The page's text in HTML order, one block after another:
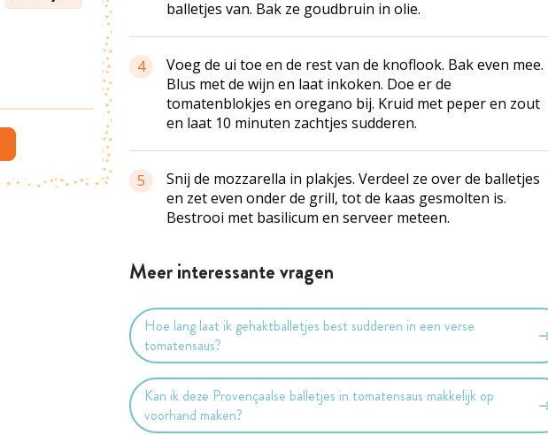
balletjes van. Bak ze goudbruin in olie.
4
Voeg de ui toe en de rest van de knoflook. Bak even mee.
Blus met de wijn en laat inkoken. Doe er de
tomatenblokjes en oregano bij. Kruid met peper en zout
en laat 10 minuten zachtjes sudderen.
5
Snij de mozzarella in plakjes. Verdeel ze over de balletjes
en zet even onder de grill, tot de kaas gesmolten is.
Bestrooi met basilicum en serveer meteen.
Meer interessante vragen
Hoe lang laat ik gehaktballetjes best sudderen in een verse
tomatensaus?
Kan ik deze Provençaalse balletjes in tomatensaus makkelijk op
voorhand maken?